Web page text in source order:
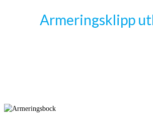
Armeringsklipp